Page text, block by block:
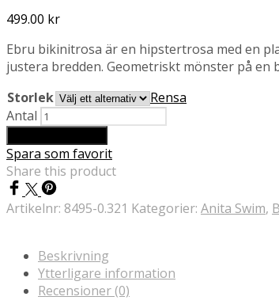
499.00 kr
Ebru bikinitrosa är en hipstertrosa med en
justera bredden. Geometriskt mönster på
Storlek
Rensa
Antal
Spara som favorit
Share this product
Artikelnr: 8495-0.321 Kategorier: Anita Swim,
Beskrivning
Ytterligare information
Recensioner (0)